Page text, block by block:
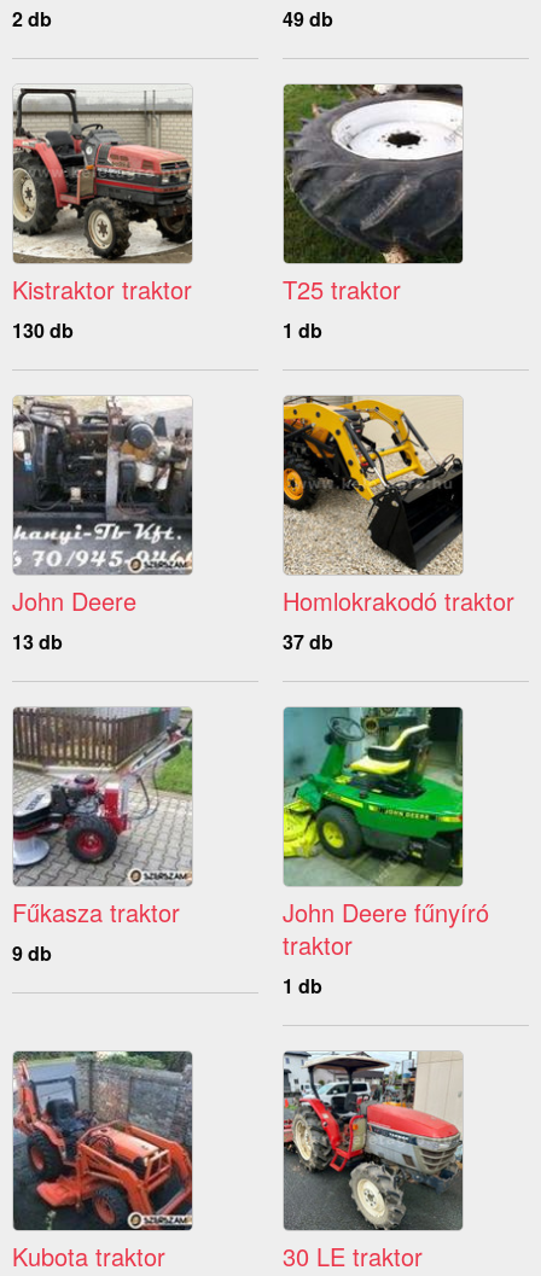
2 db 49 db
Kistraktor traktor
130 db
T25 traktor
1 db
John Deere
13 db
Homlokrakodó traktor
37 db
Fűkasza traktor
9 db
John Deere fűnyíró
traktor
1 db
Kubota traktor 30 LE traktor